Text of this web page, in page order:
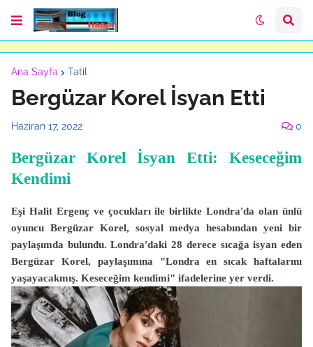
Ana Sayfa Tatil
Bergüzar Korel İsyan Etti
Haziran 17, 2022 0
Bergüzar Korel İsyan Etti: Keseceğim
Kendimi
Eşi Halit Ergenç ve çocukları ile birlikte Londra'da olan ünlü
oyuncu Bergüzar Korel, sosyal medya hesabından yeni bir
paylaşımda bulundu. Londra'daki 28 derece sıcağa isyan eden
Bergüzar Korel, paylaşımına "Londra en sıcak haftalarını
yaşayacakmış. Keseceğim kendimi" ifadelerine yer verdi.